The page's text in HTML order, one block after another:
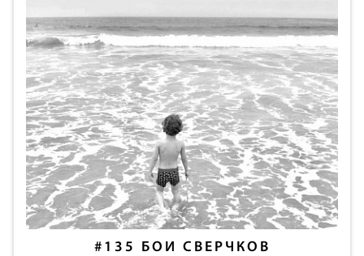
#135 БОИ СВЕРЧКОВ